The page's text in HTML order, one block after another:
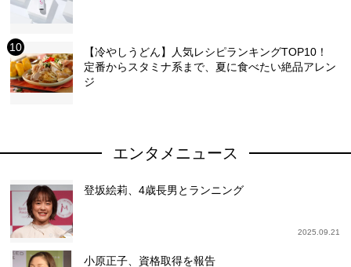
【冷やしうどん】人気レシピランキングTOP10！
定番からスタミナ系まで、夏に食べたい絶品アレン
ジ
エンタメニュース
登坂絵莉、4歳長男とランニング
2025.09.21
小原正子、資格取得を報告